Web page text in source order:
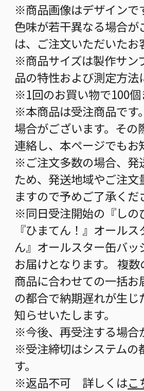
※商品画像はデザインで
色味が若干異なる場合
は、ご注文いただいた
※商品サイズは製作サン
品の特性および測定方
※1回のお買い物で100
※本商品は受注商品です
場合がございます。そ
連絡し、本ページでもお
※ご注文多数の場合、発
ため、発送地域やご注
ますので予めご了承くだ
※同日受注開始の『しの
『ひまてん！』オール
ん』オールスター缶バ
お届けとなります。 複
商品に合わせての一括
の都合で納期遅れが生
知らせいたします。
※今後、再受注する場合
※受注締切はシステムの
す。
※返品不可 詳しくはこ